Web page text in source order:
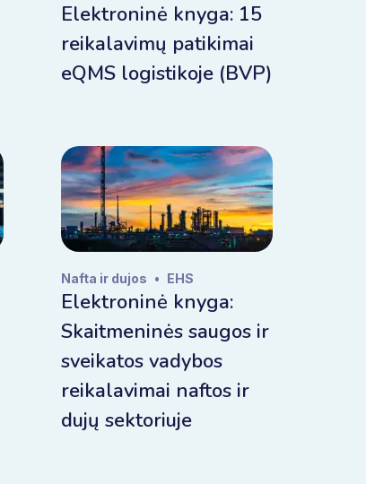
Elektroninė knyga: 15
reikalavimų patikimai
eQMS logistikoje (BVP)
Nafta ir dujos • EHS
Elektroninė knyga:
Skaitmeninės saugos ir
sveikatos vadybos
reikalavimai naftos ir
dujų sektoriuje